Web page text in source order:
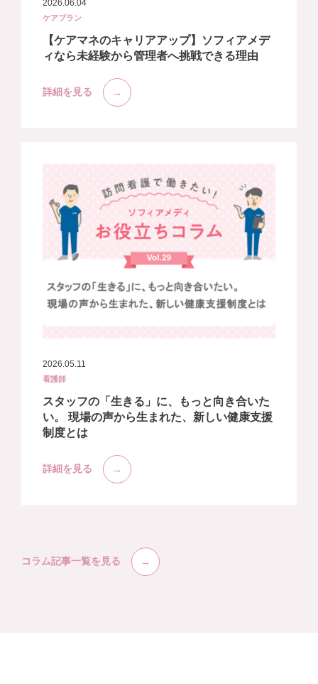
2026.06.04
ケアプラン
【ケアマネのキャリアアップ】ソフィアメデ
ィなら未経験から管理者へ挑戦できる理由
詳細を見る
2026.05.11
看護師
スタッフの「生きる」に、もっと向き合いた
い。 現場の声から生まれた、新しい健康支援
制度とは
詳細を見る
コラム記事一覧を見る